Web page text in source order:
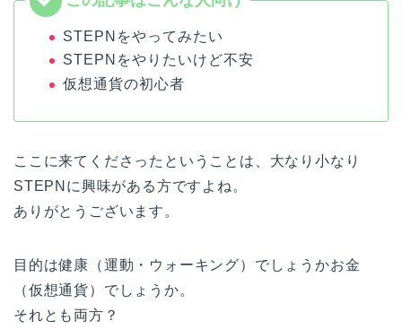
STEPNをやってみたい
STEPNをやりたいけど不安
仮想通貨の初心者
ここに来てくださったということは、大なり小なり
STEPNに興味がある方ですよね。
ありがとうございます。
目的は健康（運動・ウォーキング）でしょうかお金
（仮想通貨）でしょうか。
それとも両方？